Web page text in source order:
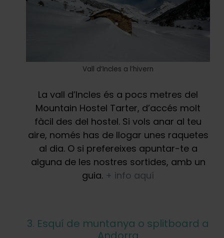
Vall d’Incles a l’hivern
La vall d’Incles és a pocs metres del
Mountain Hostel Tarter, d’accés molt
fàcil des del hostel. Si vols anar al teu
aire, només has de llogar unes raquetes
al dia. O si prefereixes apuntar-te a
alguna de les nostres sortides, amb un
guia. + info aquí
3. Esquí de muntanya o splitboard a